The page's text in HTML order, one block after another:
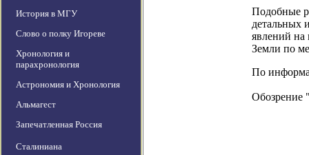
История в МГУ
Слово о полку Игореве
Хронология и
парахронология
Астрономия и Хронология
Альмагест
Запечатленная Россия
Сталиниана
Подобные
детальных
явлений на
Земли по
По
Обозрение